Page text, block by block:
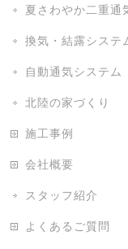
夏さわやか二重通
換気・結露システ
自動通気システム
北陸の家づくり
施工事例
会社概要
スタッフ紹介
よくあるご質問